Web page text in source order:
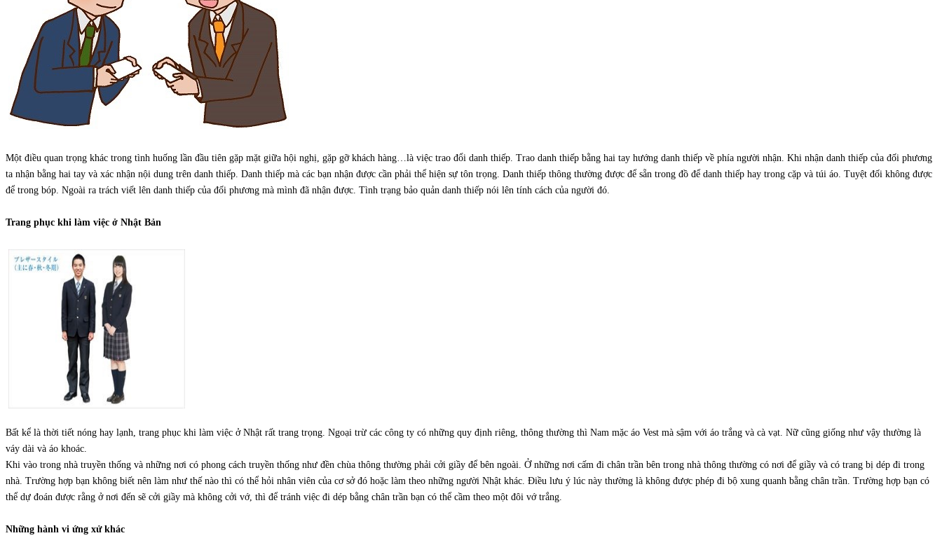
Một điều quan trọng khác trong tình huống lần đầu tiên gặp mặt giữa hội nghị, gặp gỡ khách hàng…là việc trao đổi danh thiếp. Trao danh thiếp bằng hai tay hướng danh thiếp về phía người nhận. Khi nhận danh thiếp của đối phương
ta nhận bằng hai tay và xác nhận nội dung trên danh thiếp. Danh thiếp mà các bạn nhận được cần phải thể hiện sự tôn trọng. Danh thiếp thông thường được để sẵn trong đồ để danh thiếp hay trong cặp và túi áo. Tuyệt đối không được
để trong bóp. Ngoài ra trách viết lên danh thiếp của đối phương mà mình đã nhận được. Tình trạng bảo quản danh thiếp nói lên tính cách của người đó.
Trang phục khi làm việc ở Nhật Bản
Bất kể là thời tiết nóng hay lạnh, trang phục khi làm việc ở Nhật rất trang trọng. Ngoại trừ các công ty có những quy định riêng, thông thường thì Nam mặc áo Vest mà sậm với áo trắng và cà vạt. Nữ cũng giống như vậy thường là
váy dài và áo khoác.
Khi vào trong nhà truyền thống và những nơi có phong cách truyền thống như đền chùa thông thường phải cởi giầy để bên ngoài. Ở những nơi cấm đi chân trần bên trong nhà thông thường có nơi để giầy và có trang bị dép đi trong
nhà. Trường hợp bạn không biết nên làm như thế nào thì có thể hỏi nhân viên của cơ sở đó hoặc làm theo những người Nhật khác. Điều lưu ý lúc này thường là không được phép đi bộ xung quanh bằng chân trần. Trường hợp bạn có
thể dự đoán được rằng ở nơi đến sẽ cởi giầy mà không cởi vớ, thì để tránh việc đi dép bằng chân trần bạn có thể cầm theo một đôi vớ trắng.
Những hành vi ứng xử khác